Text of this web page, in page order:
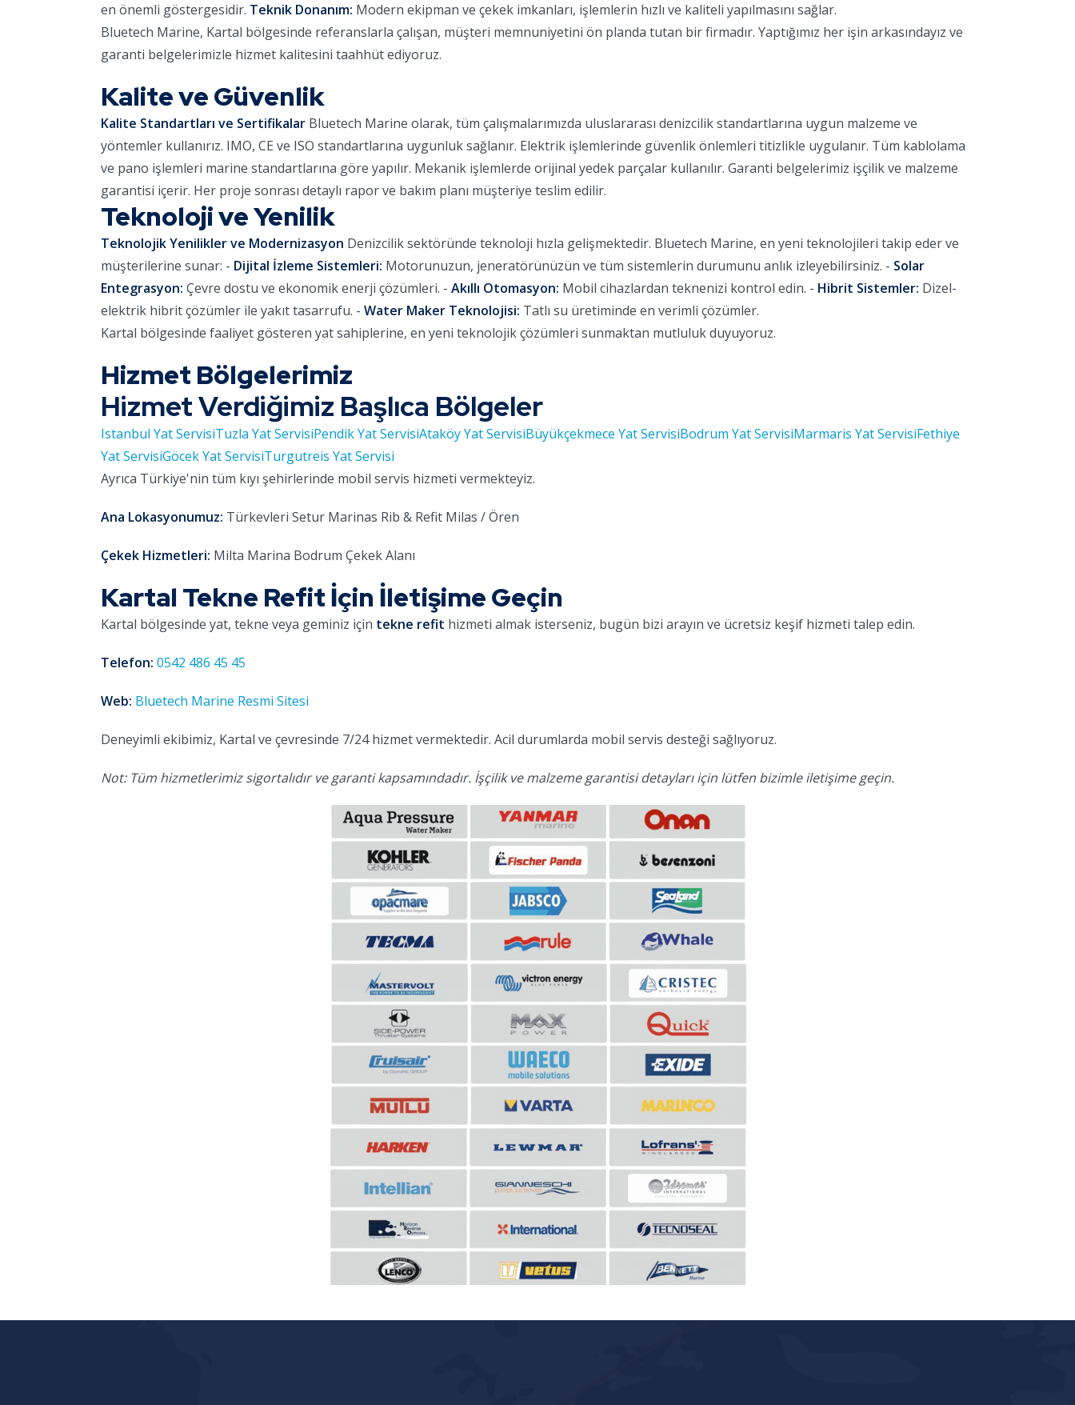
en önemli göstergesidir. Teknik Donanım: Modern ekipman ve çekek imkanları, işlemlerin hızlı ve kaliteli yapılmasını sağlar.
Bluetech Marine, Kartal bölgesinde referanslarla çalışan, müşteri memnuniyetini ön planda tutan bir firmadır. Yaptığımız her işin arkasındayız ve
garanti belgelerimizle hizmet kalitesini taahhüt ediyoruz.
Kalite ve Güvenlik
Kalite Standartları ve Sertifikalar Bluetech Marine olarak, tüm çalışmalarımızda uluslararası denizcilik standartlarına uygun malzeme ve
yöntemler kullanırız. IMO, CE ve ISO standartlarına uygunluk sağlanır. Elektrik işlemlerinde güvenlik önlemleri titizlikle uygulanır. Tüm kablolama
ve pano işlemleri marine standartlarına göre yapılır. Mekanik işlemlerde orijinal yedek parçalar kullanılır. Garanti belgelerimiz işçilik ve malzeme
garantisi içerir. Her proje sonrası detaylı rapor ve bakım planı müşteriye teslim edilir.
Teknoloji ve Yenilik
Teknolojik Yenilikler ve Modernizasyon Denizcilik sektöründe teknoloji hızla gelişmektedir. Bluetech Marine, en yeni teknolojileri takip eder ve
müşterilerine sunar: - Dijital İzleme Sistemleri: Motorunuzun, jeneratörünüzün ve tüm sistemlerin durumunu anlık izleyebilirsiniz. - Solar
Entegrasyon: Çevre dostu ve ekonomik enerji çözümleri. - Akıllı Otomasyon: Mobil cihazlardan teknenizi kontrol edin. - Hibrit Sistemler: Dizel-
elektrik hibrit çözümler ile yakıt tasarrufu. - Water Maker Teknolojisi: Tatlı su üretiminde en verimli çözümler.
Kartal bölgesinde faaliyet gösteren yat sahiplerine, en yeni teknolojik çözümleri sunmaktan mutluluk duyuyoruz.
Hizmet Bölgelerimiz
Hizmet Verdiğimiz Başlıca Bölgeler
Istanbul Yat ServisiTuzla Yat ServisiPendik Yat ServisiAtaköy Yat ServisiBüyükçekmece Yat ServisiBodrum Yat ServisiMarmaris Yat ServisiFethiye
Yat ServisiGöcek Yat ServisiTurgutreis Yat Servisi
Ayrıca Türkiye'nin tüm kıyı şehirlerinde mobil servis hizmeti vermekteyiz.
Ana Lokasyonumuz: Türkevleri Setur Marinas Rib & Refit Milas / Ören
Çekek Hizmetleri: Milta Marina Bodrum Çekek Alanı
Kartal Tekne Refit İçin İletişime Geçin
Kartal bölgesinde yat, tekne veya geminiz için tekne refit hizmeti almak isterseniz, bugün bizi arayın ve ücretsiz keşif hizmeti talep edin.
Telefon: 0542 486 45 45
Web: Bluetech Marine Resmi Sitesi
Deneyimli ekibimiz, Kartal ve çevresinde 7/24 hizmet vermektedir. Acil durumlarda mobil servis desteği sağlıyoruz.
Not: Tüm hizmetlerimiz sigortalıdır ve garanti kapsamındadır. İşçilik ve malzeme garantisi detayları için lütfen bizimle iletişime geçin.